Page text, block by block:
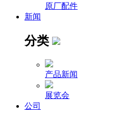
原厂配件
新闻
分类
产品新闻
展览会
公司